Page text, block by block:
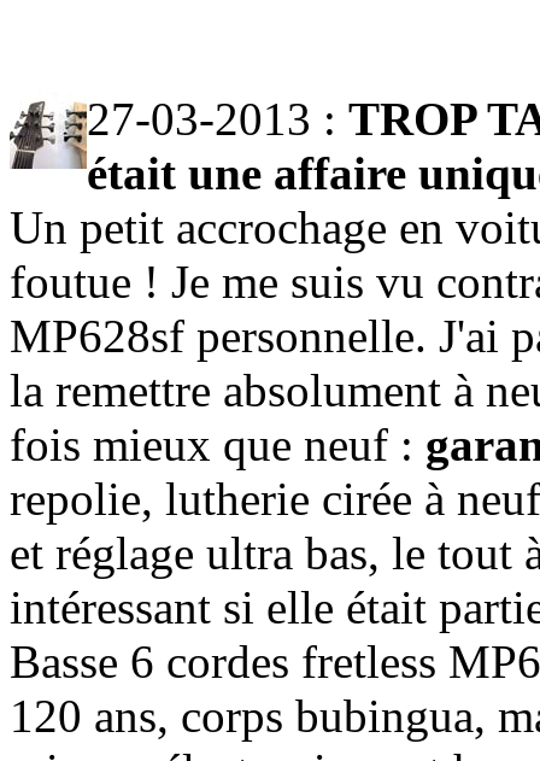
27-03-2013 : TROP
était une affaire
Un petit accrochage en
foutue ! Je me suis vu
MP628sf personnelle. J'ai
la remettre absolument à
fois mieux que neuf :
repolie, lutherie cirée à
et réglage ultra bas, le tout
intéressant si elle était
Basse 6 cordes fretless
120 ans, corps bubingua,